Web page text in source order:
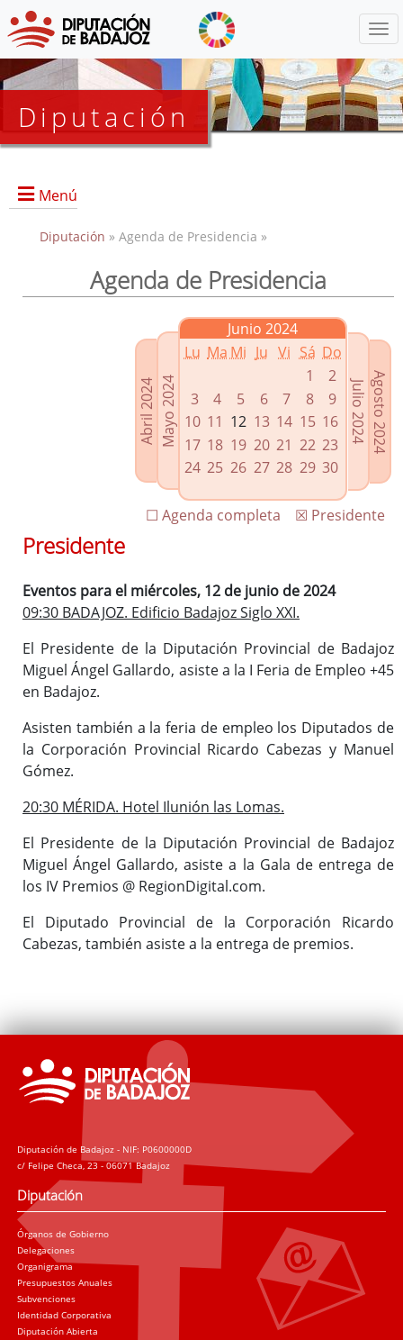
Diputación
Menú
Presidencia
Enlaces relacionados
Agenda de Presidencia
Plenos provinciales y Juntas de gobierno
Oficina de Proyectos Europeos
Diputación » Agenda de Presidencia »
Agenda de Presidencia
Abril 2024Mayo 2024
Junio 2024
Lu Ma Mi Ju Vi Sá Do
1
2
3
4 5 6 7 8
9
10 11 12 13 14 15 16
17 18 19 20 21 22 23
24 25 26 27 28 29 30
Agosto 2024
Julio 2024
☒ Presidente
☐ Agenda completa
Presidente
Eventos para el miércoles, 12 de junio de 2024
09:30 BADAJOZ. Edificio Badajoz Siglo XXI.
El Presidente de la Diputación Provincial de Badajoz
Miguel Ángel Gallardo, asiste a la I Feria de Empleo +45
en Badajoz.
Asisten también a la feria de empleo los Diputados de
la Corporación Provincial Ricardo Cabezas y Manuel
Gómez.
20:30 MÉRIDA. Hotel Ilunión las Lomas.
El Presidente de la Diputación Provincial de Badajoz
Miguel Ángel Gallardo, asiste a la Gala de entrega de
los IV Premios @ RegionDigital.com.
El Diputado Provincial de la Corporación Ricardo
Cabezas, también asiste a la entrega de premios.
Diputación de Badajoz - NIF: P0600000D
c/ Felipe Checa, 23 - 06071 Badajoz
Diputación
Órganos de Gobierno
Delegaciones
Organigrama
Presupuestos Anuales
Subvenciones
Identidad Corporativa
Diputación Abierta